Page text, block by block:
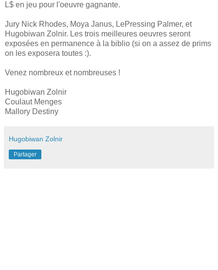
L$ en jeu pour l'oeuvre gagnante.
Jury Nick Rhodes, Moya Janus, LePressing Palmer, et
Hugobiwan Zolnir. Les trois meilleures oeuvres seront
exposées en permanence à la biblio (si on a assez de prims
on les exposera toutes :).
Venez nombreux et nombreuses !
Hugobiwan Zolnir
Coulaut Menges
Mallory Destiny
Hugobiwan Zolnir
Partager